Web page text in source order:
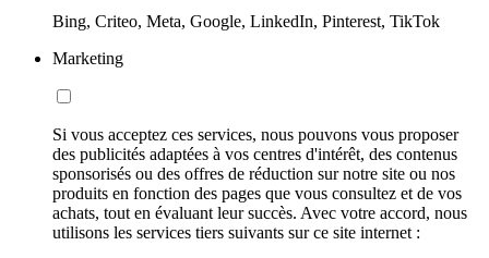
Bing, Criteo, Meta, Google, LinkedIn, Pinterest, TikTok
Marketing
Si vous acceptez ces services, nous pouvons vous proposer
des publicités adaptées à vos centres d'intérêt, des contenus
sponsorisés ou des offres de réduction sur notre site ou nos
produits en fonction des pages que vous consultez et de vos
achats, tout en évaluant leur succès. Avec votre accord, nous
utilisons les services tiers suivants sur ce site internet :